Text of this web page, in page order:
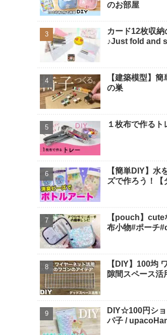
のお部屋
カード12枚収
♪Just fold and
【建築模型】
の巣
１枚布で作る
【簡単DIY】水
ズで作ろう！【
【pouch】
布小物#ポーチ
【DIY】100均
隙間スペース活
DIY☆100円シ
パ子 /